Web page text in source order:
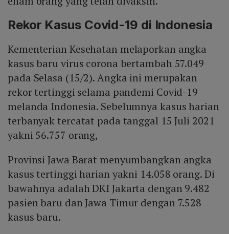
Rekor Kasus Covid-19 di Indonesia
Kementerian Kesehatan melaporkan angka
kasus baru virus corona bertambah 57.049
pada Selasa (15/2). Angka ini merupakan
rekor tertinggi selama pandemi Covid-19
melanda Indonesia. Sebelumnya kasus harian
terbanyak tercatat pada tanggal 15 Juli 2021
yakni 56.757 orang,
Provinsi Jawa Barat menyumbangkan angka
kasus tertinggi harian yakni 14.058 orang. Di
bawahnya adalah DKI Jakarta dengan 9.482
pasien baru dan Jawa Timur dengan 7.528
kasus baru.